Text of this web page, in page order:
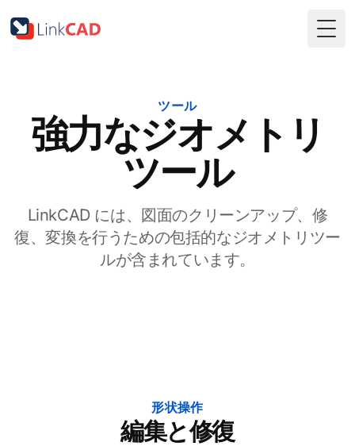
ツール
強力なジオメトリ
ツール
LinkCAD には、図面のクリーンアップ、修
復、変換を行うための包括的なジオメトリツー
ルが含まれています。
形状操作
編集と修復